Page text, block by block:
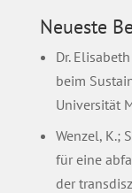
Neueste
Dr.
beim
Universität
Wenzel, K.;
für eine
der